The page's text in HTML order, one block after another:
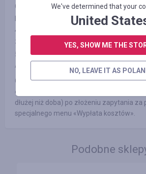
Cashback (w niektórych sklepach
podział na kategorie, patrz zakładkę
4. Po realizacji płatności w sklepie
zrezygnowałeś z zakupu z żadnych
5. Nie korzystasz lub wyłączyłeś
AdBlock, lub inne
Gwarantujemy wypłatę zarobionych przez
dogodny sposób w ciągu trzech dni
dłużej niż doba) po złożeniu zapytania
specjalnego menu «Wypłata kosztów».
Podobne
We've determined that your
United
YES, SHOW ME THE
NO, LEAVE IT AS